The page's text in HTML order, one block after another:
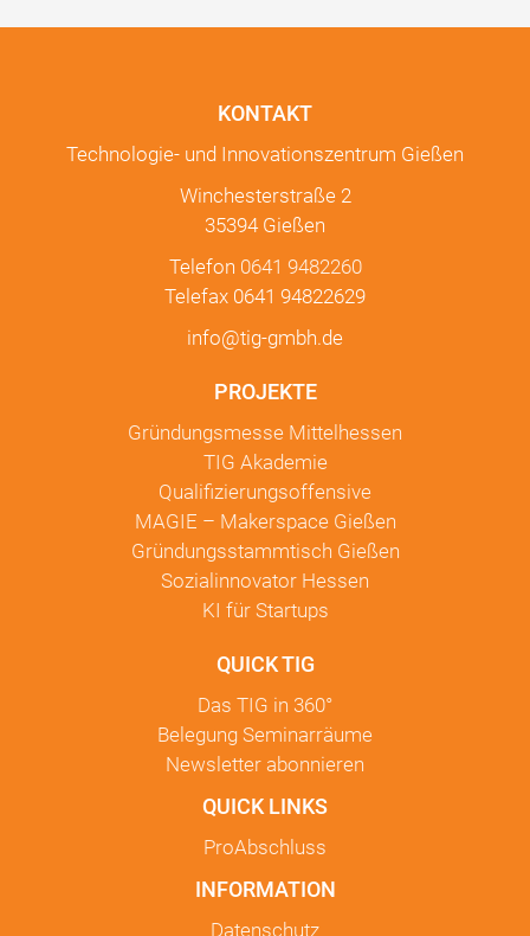
KONTAKT
Technologie- und Innovationszentrum Gießen
Winchesterstraße 2
35394 Gießen
Telefon 0641 9482260
Telefax 0641 94822629
info@tig-gmbh.de
PROJEKTE
Gründungsmesse Mittelhessen
TIG Akademie
Qualifizierungsoffensive
MAGIE – Makerspace Gießen
Gründungsstammtisch Gießen
Sozialinnovator Hessen
KI für Startups
QUICK TIG
Das TIG in 360°
Belegung Seminarräume
Newsletter abonnieren
QUICK LINKS
ProAbschluss
INFORMATION
Datenschutz